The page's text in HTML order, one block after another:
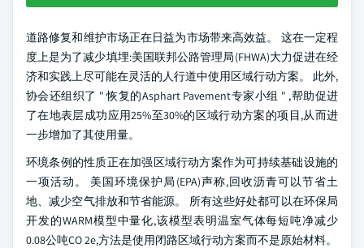
道路修复和维护市场正在日益为市场带来高效益。 这在一定程
度上是为了减少填埋:美国联邦公路管理局(FHWA)大力促进在经
济和实践上尽可能在灵活的人行道中使用区域行动方案。 此外,
协会还组织了 " 恢复的Asphart Pavement专家小组 " ,帮助促进
了在地表层成功应用25%至30%的区域行动方案的项目,从而进
一步增加了其使用量。
环境条例的性质正在加强区域行动方案作为可持续基础设施的
一项活动。 美国环境保护局(EPA)声称,回收沥青可以节省土
地、减少空气排放和节省能源。 所有这些好处都可以在环保局
开发的WARM模型中量化,该模型表明温室气体每短吨净减少
0.08公吨CO 2e,方法是使用闭路区域行动方案而不是原始材料。